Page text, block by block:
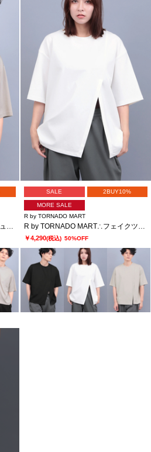
R by TORNADO MART∴スラッシュカットルーズTシャツ
SALE 2BUY10%
MORE SALE
R by TORNADO MART
R by TORNADO MART∴フェイクツーピースルーズTシャツ
￥4,290(税込) 50%OFF